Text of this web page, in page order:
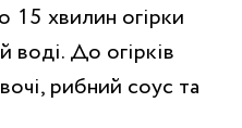
15 хвилин огірки
воді. До огірків
рибний соус та